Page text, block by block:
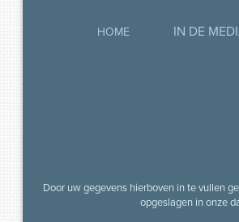
HOME IN DE
Door uw gegevens hierboven in te vullen
opgeslagen in onze